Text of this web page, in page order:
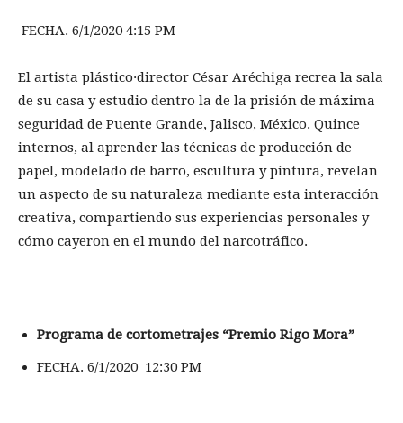
FECHA. 6/1/2020 4:15 PM
El artista plástico·director César Aréchiga recrea la sala
de su casa y estudio dentro la de la prisión de máxima
seguridad de Puente Grande, Jalisco, México. Quince
internos, al aprender las técnicas de producción de
papel, modelado de barro, escultura y pintura, revelan
un aspecto de su naturaleza mediante esta interacción
creativa, compartiendo sus experiencias personales y
cómo cayeron en el mundo del narcotráfico.
Programa de cortometrajes “Premio Rigo Mora”
FECHA. 6/1/2020 12:30 PM